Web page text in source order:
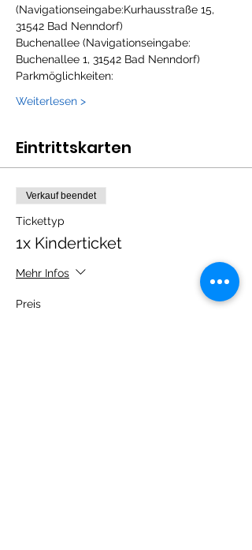
(Navigationseingabe:Kurhausstraße 15,
31542 Bad Nenndorf)
Buchenallee (Navigationseingabe:
Buchenallee 1, 31542 Bad Nenndorf)
Parkmöglichkeiten:
Weiterlesen >
Eintrittskarten
Verkauf beendet
Tickettyp
1x Kinderticket
Mehr Infos
Preis